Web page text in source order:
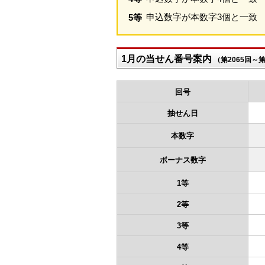
5等 申込数字が本数字3個と一致
1月の当せん番号案内 （第2065回～
回号
抽せん日
本数字
ボーナス数字
1等
2等
3等
4等